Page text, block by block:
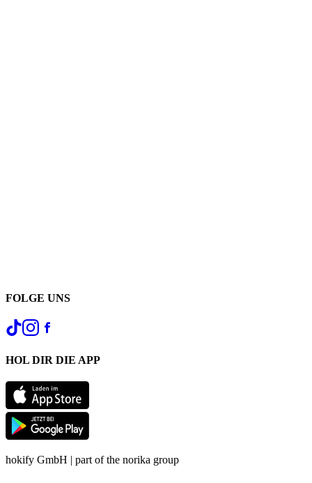
FOLGE UNS
HOL DIR DIE APP
hokify GmbH | part of the norika group